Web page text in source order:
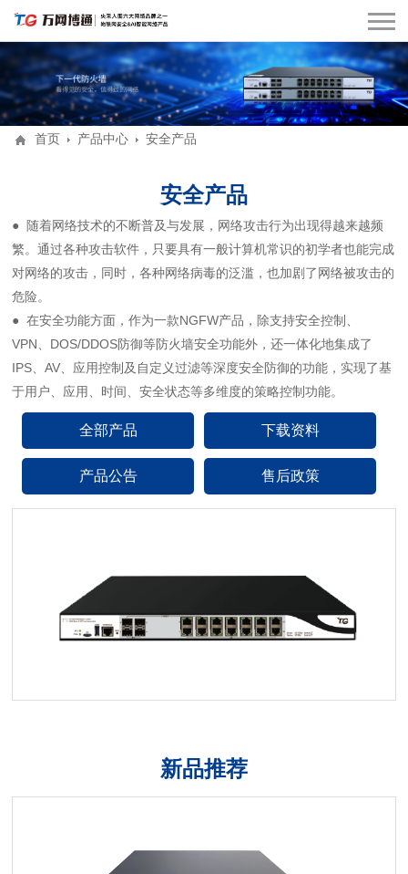
首页 产品中心 安全产品
安全产品
● 随着网络技术的不断普及与发展，网络攻击行为出现得越来越频
繁。通过各种攻击软件，只要具有一般计算机常识的初学者也能完成
对网络的攻击，同时，各种网络病毒的泛滥，也加剧了网络被攻击的
危险。
● 在安全功能方面，作为一款NGFW产品，除支持安全控制、
VPN、DOS/DDOS防御等防火墙安全功能外，还一体化地集成了
IPS、AV、应用控制及自定义过滤等深度安全防御的功能，实现了基
于用户、应用、时间、安全状态等多维度的策略控制功能。
全部产品 下载资料
产品公告 售后政策
新品推荐